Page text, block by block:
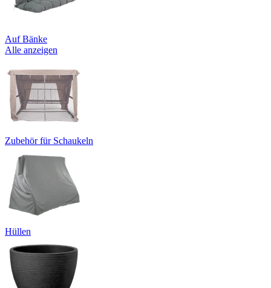
Auf Bänke
Alle anzeigen
Zubehör für Schaukeln
Hüllen